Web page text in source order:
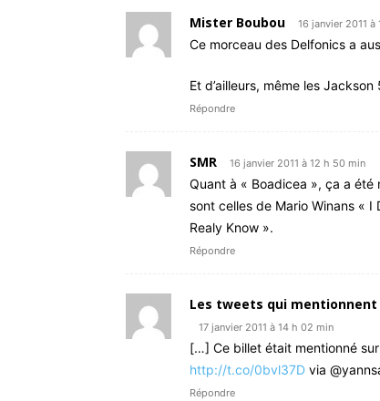
Mister Boubou 16 janvier 2011
Ce morceau des Delfonics a
Et d’ailleurs, même les
Répondre
SMR 16 janvier 2011 à 12 h 50 min
Quant à « Boadicea », ça a
sont celles de Mario Winans « I
Realy Know ».
Répondre
Les tweets qui mentionnent
17 janvier 2011 à 14 h 02 min
[…] Ce billet était mentionné
http://t.co/0bvl37D via
Répondre